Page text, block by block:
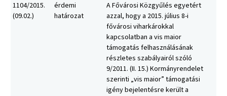
1104/2015.
(09.02.)
érdemi
határozat
A Fővárosi Közgyűlés egyetért
azzal, hogy a 2015. július 8-i
fővárosi viharkárokkal
kapcsolatban a vis maior
támogatás felhasználásának
részletes szabályairól szóló
9/2011. (II. 15.) Kormányrendelet
szerinti „vis maior” támogatási
igény bejelentésre került a